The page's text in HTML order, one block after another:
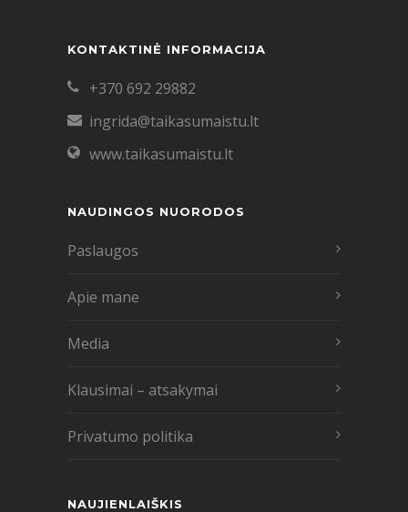
KONTAKTINĖ INFORMACIJA
+370 692 29882
ingrida@taikasumaistu.lt
www.taikasumaistu.lt
NAUDINGOS NUORODOS
Paslaugos
Apie mane
Media
Klausimai – atsakymai
Privatumo politika
NAUJIENLAIŠKIS